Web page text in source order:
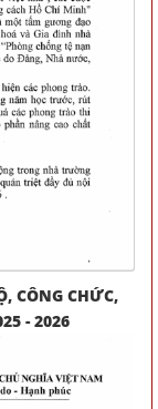
CÔNG CHỨC,
- 2026